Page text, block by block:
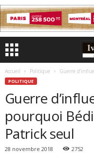
Accueil Politique Guerre
POLITIQUE
Guerre
pourquoi
Patrick seul
28 novembre 2018 2752